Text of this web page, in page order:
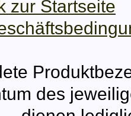
zur Startseite
des